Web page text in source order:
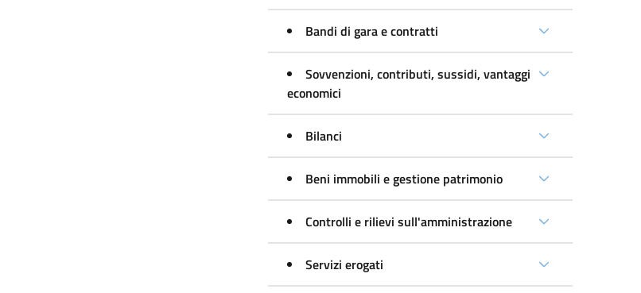
Bandi di gara e contratti
Sovvenzioni, contributi, sussidi, vantaggi
economici
Bilanci
Beni immobili e gestione patrimonio
Controlli e rilievi sull'amministrazione
Servizi erogati